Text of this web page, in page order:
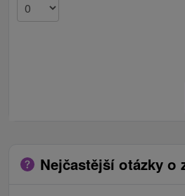
Nejčastější otázky o